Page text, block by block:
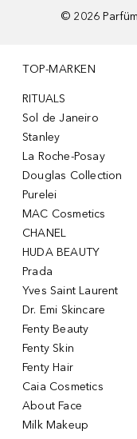
© 2026
TOP-MARKEN
RITUALS
Sol de Janeiro
Stanley
La Roche-Posay
Douglas Collection
Purelei
MAC Cosmetics
CHANEL
HUDA BEAUTY
Prada
Yves Saint Laurent
Dr. Emi Skincare
Fenty Beauty
Fenty Skin
Fenty Hair
Caia Cosmetics
About Face
Milk Makeup